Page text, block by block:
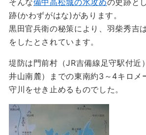
跡(かわずがはな)があります。
黒田官兵衛の秘策により、羽柴秀吉
をしたとされています。
堤防は門前村（JR吉備線足守駅付近
井山南麓）までの東南約3～4キロメ
守川をせき止めるものでした。